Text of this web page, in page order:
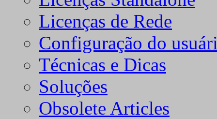
Licenças de Rede
Configuração do
Técnicas e Dicas
Soluções
Obsolete Articles